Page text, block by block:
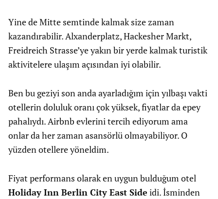
Yine de Mitte semtinde kalmak size zaman
kazandırabilir. Alxanderplatz, Hackesher Markt,
Freidreich Strasse’ye yakın bir yerde kalmak turistik
aktivitelere ulaşım açısından iyi olabilir.
Ben bu geziyi son anda ayarladığım için yılbaşı vakti
otellerin doluluk oranı çok yüksek, fiyatlar da epey
pahalıydı. Airbnb evlerini tercih ediyorum ama
onlar da her zaman asansörlü olmayabiliyor. O
yüzden otellere yöneldim.
Fiyat performans olarak en uygun bulduğum otel
Holiday Inn Berlin City East Side idi. İsminden